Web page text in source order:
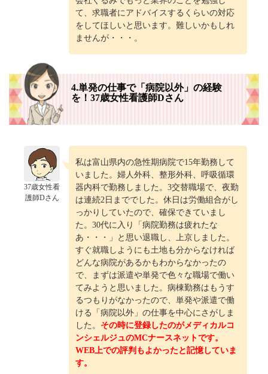
て、求職者にアドバイスするくらいの対応
をしてほしいと思います。難しいかもしれ
ませんが・・・。
4.単発の仕事で「病院以外」の経験
を！37歳女性看護師Dさん
37歳女性看
護師Dさん
私は富山県内の急性期病院で15年勤務して
いました。婦人外科、整形外科、呼吸循環
器内科で勤務しました。3交替職場で、夜勤
は連続2日まででした。休日は労働組合がし
っかりしていたので、確保できていまし
た。30代に入り「病院勤務は疲れたな
あ・・・」と思い退職し、上京しました。
すぐ就職しようにも土地も分からなければ
どんな病院があるかもわからなかったの
で、まずは派遣や単発で色々な職場で働い
てみようと思いました。病棟勤務はもうす
るつもりがなかったので、単発や派遣で働
ける「病院以外」の仕事を中心にさがしま
した。 その時に登録したのがメディカルコ
ンシェルジュのMCナースネットです。
WEB上での評判もよかったと記憶していま
す。